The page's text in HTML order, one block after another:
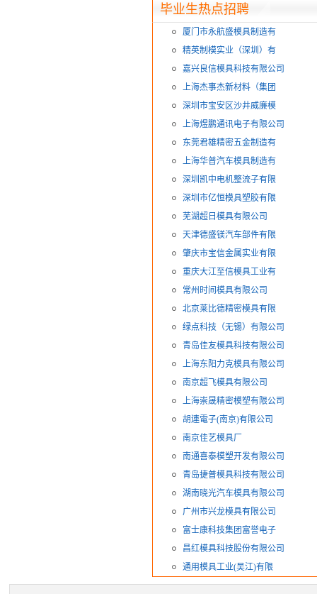
毕业生热点招聘
厦门市永航盛模具制造有
精英制模实业（深圳）有
嘉兴良信模具科技有限公司
上海杰事杰新材料（集团
深圳市宝安区沙井威廉模
上海煜鹏通讯电子有限公司
东莞君雄精密五金制造有
上海华普汽车模具制造有
深圳凯中电机整流子有限
深圳市亿恒模具塑胶有限
芜湖超日模具有限公司
天津德盛镁汽车部件有限
肇庆市宝信金属实业有限
重庆大江至信模具工业有
常州时间模具有限公司
北京莱比德精密模具有限
绿点科技（无锡）有限公司
青岛佳友模具科技有限公司
上海东阳力克模具有限公司
南京超飞模具有限公司
上海崇晟精密模塑有限公司
胡連電子(南京)有限公司
南京佳艺模具厂
南通喜泰模塑开发有限公司
青岛捷普模具科技有限公司
湖南晓光汽车模具有限公司
广州市兴龙模具有限公司
富士康科技集团富誉电子
昌红模具科技股份有限公司
通用模具工业(吴江)有限